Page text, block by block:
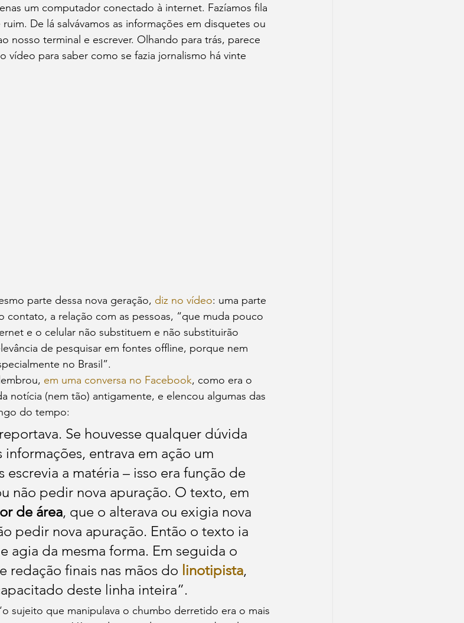
um computador conectado à internet. Fazíamos fila
De lá salvávamos as informações em disquetes ou
nosso terminal e escrever. Olhando para trás, parece
vídeo para saber como se fazia jornalismo há vinte
parte dessa nova geração, diz no vídeo: uma parte
contato, a relação com as pessoas, “que muda pouco
e o celular não substituem e não substituirão
de pesquisar em fontes offline, porque nem
no Brasil”.
em uma conversa no Facebook, como era o
notícia (nem tão) antigamente, e elencou algumas das
do tempo:
Se houvesse qualquer dúvida
informações, entrava em ação um
escrevia a matéria – isso era função de
não pedir nova apuração. O texto, em
de área, que o alterava ou exigia nova
pedir nova apuração. Então o texto ia
agia da mesma forma. Em seguida o
redação finais nas mãos do linotipista,
deste linha inteira”.
sujeito que manipulava o chumbo derretido era o mais